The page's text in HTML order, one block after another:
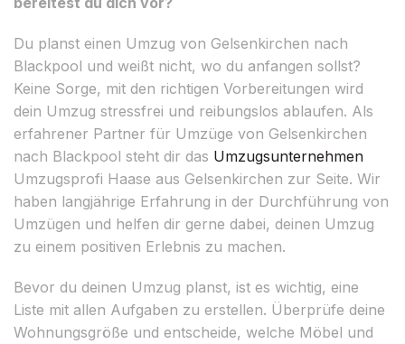
Du planst einen Umzug von Gelsenkirchen nach
Blackpool und weißt nicht, wo du anfangen sollst?
Keine Sorge, mit den richtigen Vorbereitungen wird
dein Umzug stressfrei und reibungslos ablaufen. Als
erfahrener Partner für Umzüge von Gelsenkirchen
nach Blackpool steht dir das Umzugsunternehmen
Umzugsprofi Haase aus Gelsenkirchen zur Seite. Wir
haben langjährige Erfahrung in der Durchführung von
Umzügen und helfen dir gerne dabei, deinen Umzug
zu einem positiven Erlebnis zu machen.
Bevor du deinen Umzug planst, ist es wichtig, eine
Liste mit allen Aufgaben zu erstellen. Überprüfe deine
Wohnungsgröße und entscheide, welche Möbel und